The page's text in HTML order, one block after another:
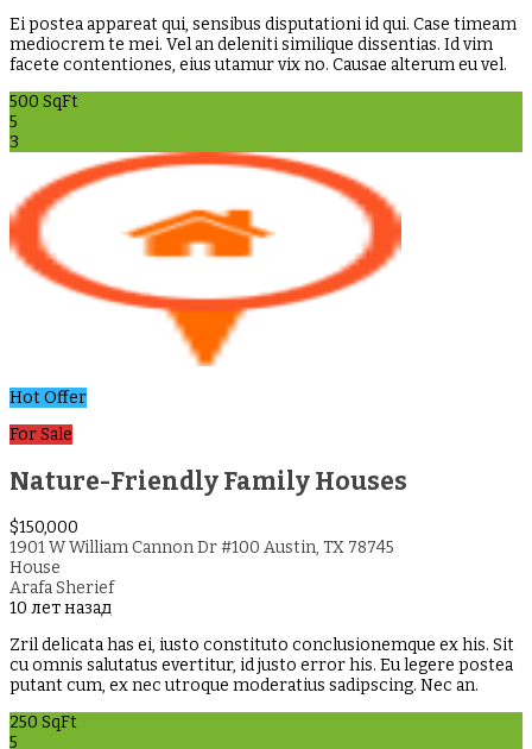
Ei postea appareat qui, sensibus disputationi id qui. Case timeam
mediocrem te mei. Vel an deleniti similique dissentias. Id vim
facete contentiones, eius utamur vix no. Causae alterum eu vel.
500 SqFt
5
3
Hot Offer
For Sale
Nature-Friendly Family Houses
$150,000
1901 W William Cannon Dr #100 Austin, TX 78745
House
Arafa Sherief
10 лет назад
Zril delicata has ei, iusto constituto conclusionemque ex his. Sit
cu omnis salutatus evertitur, id justo error his. Eu legere postea
putant cum, ex nec utroque moderatius sadipscing. Nec an.
250 SqFt
5